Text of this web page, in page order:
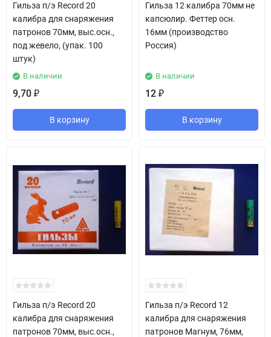
Гильза п/э Record 20
калибра для снаряжения
патронов 70мм, выс.осн.,
под жевело, (упак. 100
штук)
В наличии
9,70 ₽
В корзину
Гильза 12 калибра 70мм не
капсюлир. Феттер осн.
16мм (производство
Россия)
В наличии
12 ₽
В корзину
Гильза п/э Record 20
калибра для снаряжения
патронов 70мм, выс.осн.,
Гильза п/э Record 12
калибра для снаряжения
патронов Магнум, 76мм,